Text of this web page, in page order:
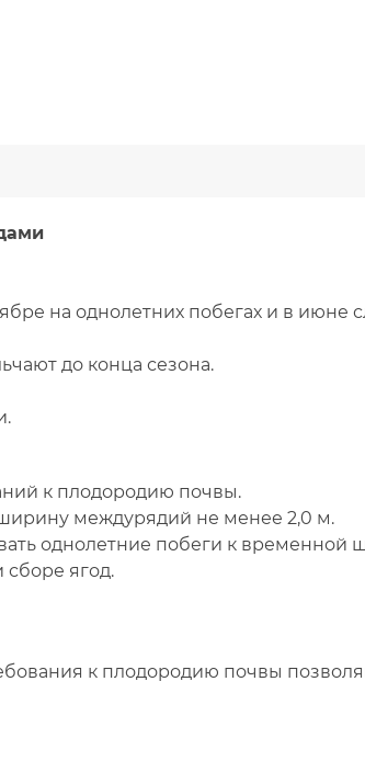
на однолетних побегах и в июне
до конца сезона.
к плодородию почвы.
междурядий не менее 2,0 м.
однолетние побеги к временной
сборе ягод.
к плодородию почвы